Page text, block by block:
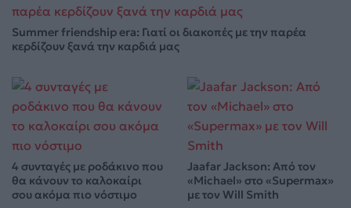
Summer friendship era: Γιατί οι διακοπές με την παρέα
κερδίζουν ξανά την καρδιά μας
4 συνταγές με ροδάκινο που
θα κάνουν το καλοκαίρι
σου ακόμα πιο νόστιμο
Jaafar Jackson: Από τον
«Michael» στο «Supermax»
με τον Will Smith